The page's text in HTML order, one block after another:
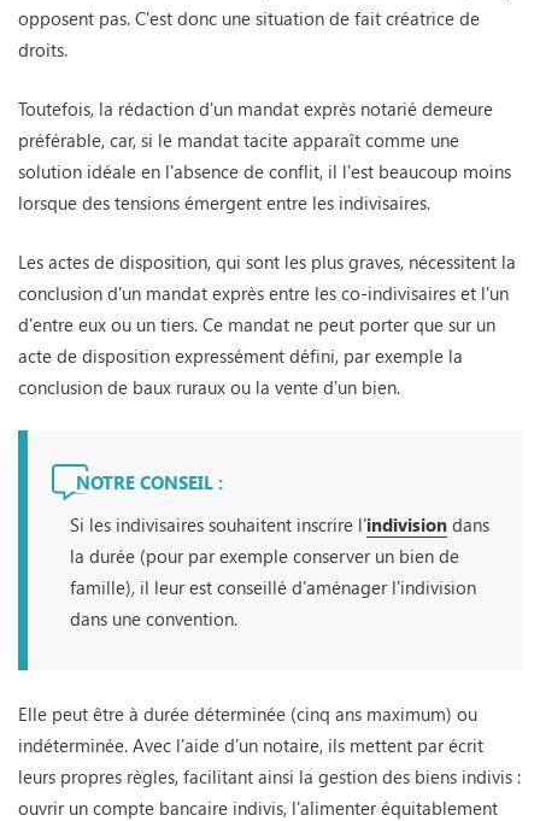
opposent pas. C'est donc une situation de fait créatrice de
droits.
Toutefois, la rédaction d'un mandat exprès notarié demeure
préférable, car, si le mandat tacite apparaît comme une
solution idéale en l'absence de conflit, il l'est beaucoup moins
lorsque des tensions émergent entre les indivisaires.
Les actes de disposition, qui sont les plus graves, nécessitent la
conclusion d'un mandat exprès entre les co-indivisaires et l'un
d'entre eux ou un tiers. Ce mandat ne peut porter que sur un
acte de disposition expressément défini, par exemple la
conclusion de baux ruraux ou la vente d'un bien.
NOTRE CONSEIL :
Si les indivisaires souhaitent inscrire l'indivisiondans
la durée (pour par exemple conserver un bien de
famille), il leur est conseillé d'aménager l'indivision
dans une convention.
Elle peut être à durée déterminée (cinq ans maximum) ou
indéterminée. Avec l'aide d'un notaire, ils mettent par écrit
leurs propres règles, facilitant ainsi la gestion des biens indivis :
ouvrir un compte bancaire indivis, l'alimenter équitablement